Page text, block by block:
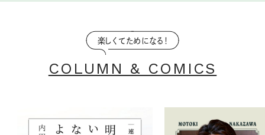
楽しくてためになる！
COLUMN & COMICS